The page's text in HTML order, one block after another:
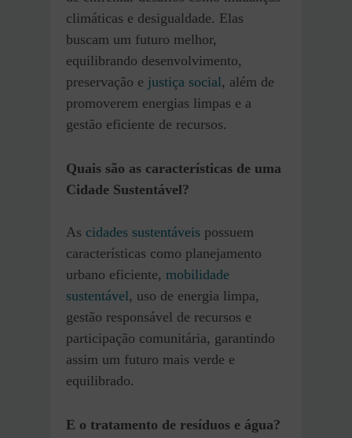
climáticas e desigualdade. Elas
buscam um futuro melhor,
equilibrando desenvolvimento,
preservação e justiça social, além de
promoverem energias limpas e a
gestão eficiente de recursos.
Quais são as características de uma
Cidade Sustentável?
As cidades sustentáveis possuem
características como planejamento
urbano eficiente, mobilidade
sustentável, uso de energia limpa,
gestão responsável de recursos e
participação comunitária, garantindo
assim um futuro mais verde e
equilibrado.
E o tratamento de resíduos e água?